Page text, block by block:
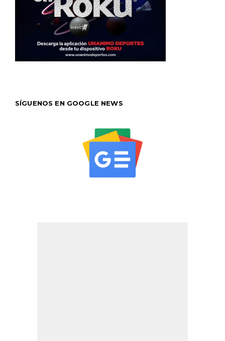
SÍGUENOS EN GOOGLE NEWS